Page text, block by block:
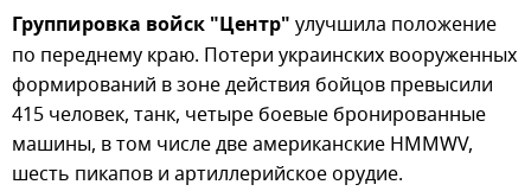
Группировка войск "Центр" улучшила положение
по переднему краю. Потери украинских вооруженных
формирований в зоне действия бойцов превысили
415 человек, танк, четыре боевые бронированные
машины, в том числе две американские HMMWV,
шесть пикапов и артиллерийское орудие.